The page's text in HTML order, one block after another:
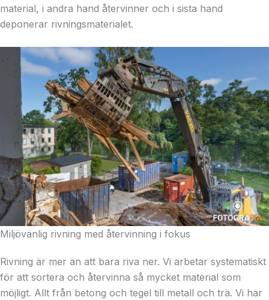
material, i andra hand återvinner och i sista hand
deponerar rivningsmaterialet.
Miljövänlig rivning med återvinning i fokus
Rivning är mer än att bara riva ner. Vi arbetar systematiskt
för att sortera och återvinna så mycket material som
möjligt. Allt från betong och tegel till metall och trä. Vi har